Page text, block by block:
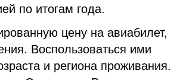
по итогам года.
цену на авиабилет,
Воспользоваться ими
и региона проживания.